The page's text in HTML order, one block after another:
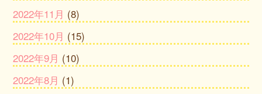
2022年11月 (8)
2022年10月 (15)
2022年9月 (10)
2022年8月 (1)